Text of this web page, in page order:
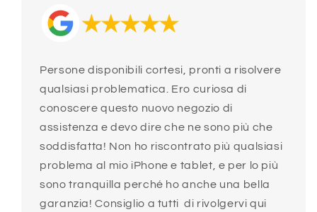
Persone disponibili cortesi, pronti a risolvere
qualsiasi problematica. Ero curiosa di
conoscere questo nuovo negozio di
assistenza e devo dire che ne sono più che
soddisfatta! Non ho riscontrato più qualsiasi
problema al mio iPhone e tablet, e per lo più
sono tranquilla perché ho anche una bella
garanzia! Consiglio a tutti di rivolgervi qui